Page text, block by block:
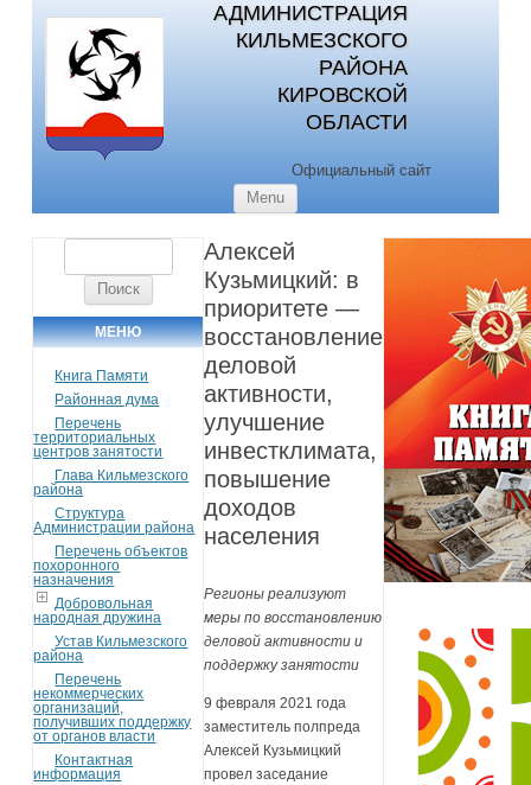
АДМИНИСТРАЦИЯ
КИЛЬМЕЗСКОГО
РАЙОНА
КИРОВСКОЙ
ОБЛАСТИ
Официальный сайт
Menu
МЕНЮ
Книга Памяти
Районная дума
Перечень
территориальных
центров занятости
Глава Кильмезского
района
Структура
Администрации района
Перечень объектов
похоронного
назначения
Добровольная
народная дружина
Устав Кильмезского
района
Перечень
некоммерческих
организаций,
получивших поддержку
от органов власти
Контактная
информация
Алексей
Кузьмицкий: в
приоритете —
восстановление
деловой
активности,
улучшение
инвестклимата,
повышение
доходов
населения
Регионы реализуют
меры по восстановлению
деловой активности и
поддержку занятости
9 февраля 2021 года
заместитель полпреда
Алексей Кузьмицкий
провел заседание